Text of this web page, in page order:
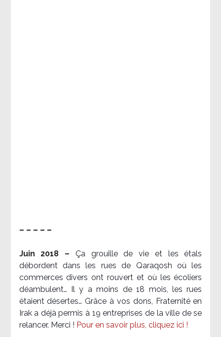
– – – – –
Juin 2018 – Ça grouille de vie et les étals
débordent dans les rues de Qaraqosh où les
commerces divers ont rouvert et où les écoliers
déambulent… Il y a moins de 18 mois, les rues
étaient désertes… Grâce à vos dons, Fraternité en
Irak a déjà permis à 19 entreprises de la ville de se
relancer. Merci ! Pour en savoir plus, cliquez ici !